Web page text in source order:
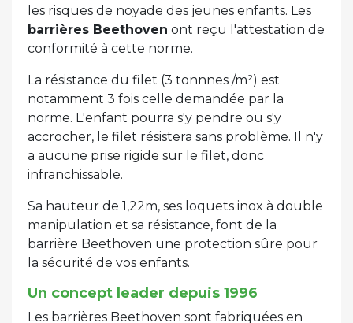
les risques de noyade des jeunes enfants. Les
barrières Beethoven ont reçu l'attestation de
conformité à cette norme.
La résistance du filet (3 tonnnes /m²) est
notamment 3 fois celle demandée par la
norme. L'enfant pourra s'y pendre ou s'y
accrocher, le filet résistera sans problème. Il n'y
a aucune prise rigide sur le filet, donc
infranchissable.
Sa hauteur de 1,22m, ses loquets inox à double
manipulation et sa résistance, font de la
barrière Beethoven une protection sûre pour
la sécurité de vos enfants.
Un concept leader depuis 1996
Les barrières Beethoven sont fabriquées en